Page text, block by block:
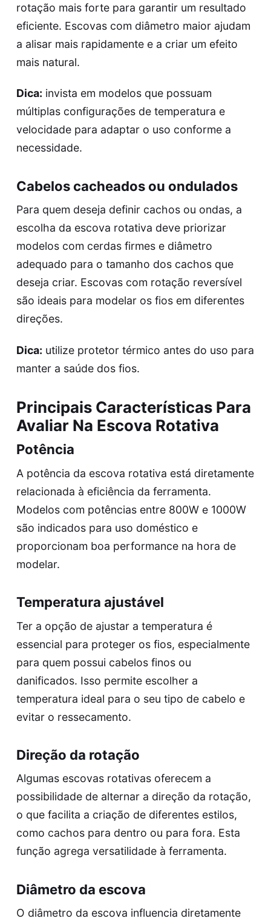
rotação mais forte para garantir um resultado
eficiente. Escovas com diâmetro maior ajudam
a alisar mais rapidamente e a criar um efeito
mais natural.
Dica: invista em modelos que possuam
múltiplas configurações de temperatura e
velocidade para adaptar o uso conforme a
necessidade.
Cabelos cacheados ou ondulados
Para quem deseja definir cachos ou ondas, a
escolha da escova rotativa deve priorizar
modelos com cerdas firmes e diâmetro
adequado para o tamanho dos cachos que
deseja criar. Escovas com rotação reversível
são ideais para modelar os fios em diferentes
direções.
Dica: utilize protetor térmico antes do uso para
manter a saúde dos fios.
Principais Características Para
Avaliar Na Escova Rotativa
Potência
A potência da escova rotativa está diretamente
relacionada à eficiência da ferramenta.
Modelos com potências entre 800W e 1000W
são indicados para uso doméstico e
proporcionam boa performance na hora de
modelar.
Temperatura ajustável
Ter a opção de ajustar a temperatura é
essencial para proteger os fios, especialmente
para quem possui cabelos finos ou
danificados. Isso permite escolher a
temperatura ideal para o seu tipo de cabelo e
evitar o ressecamento.
Direção da rotação
Algumas escovas rotativas oferecem a
possibilidade de alternar a direção da rotação,
o que facilita a criação de diferentes estilos,
como cachos para dentro ou para fora. Esta
função agrega versatilidade à ferramenta.
Diâmetro da escova
O diâmetro da escova influencia diretamente